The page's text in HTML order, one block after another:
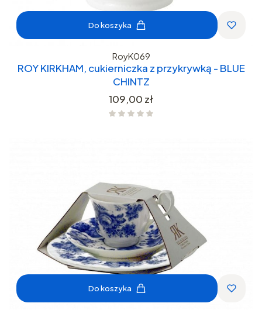
Do koszyka
RoyK069
ROY KIRKHAM, cukierniczka z przykrywką - BLUE
CHINTZ
Cena
109,00 zł
Do koszyka